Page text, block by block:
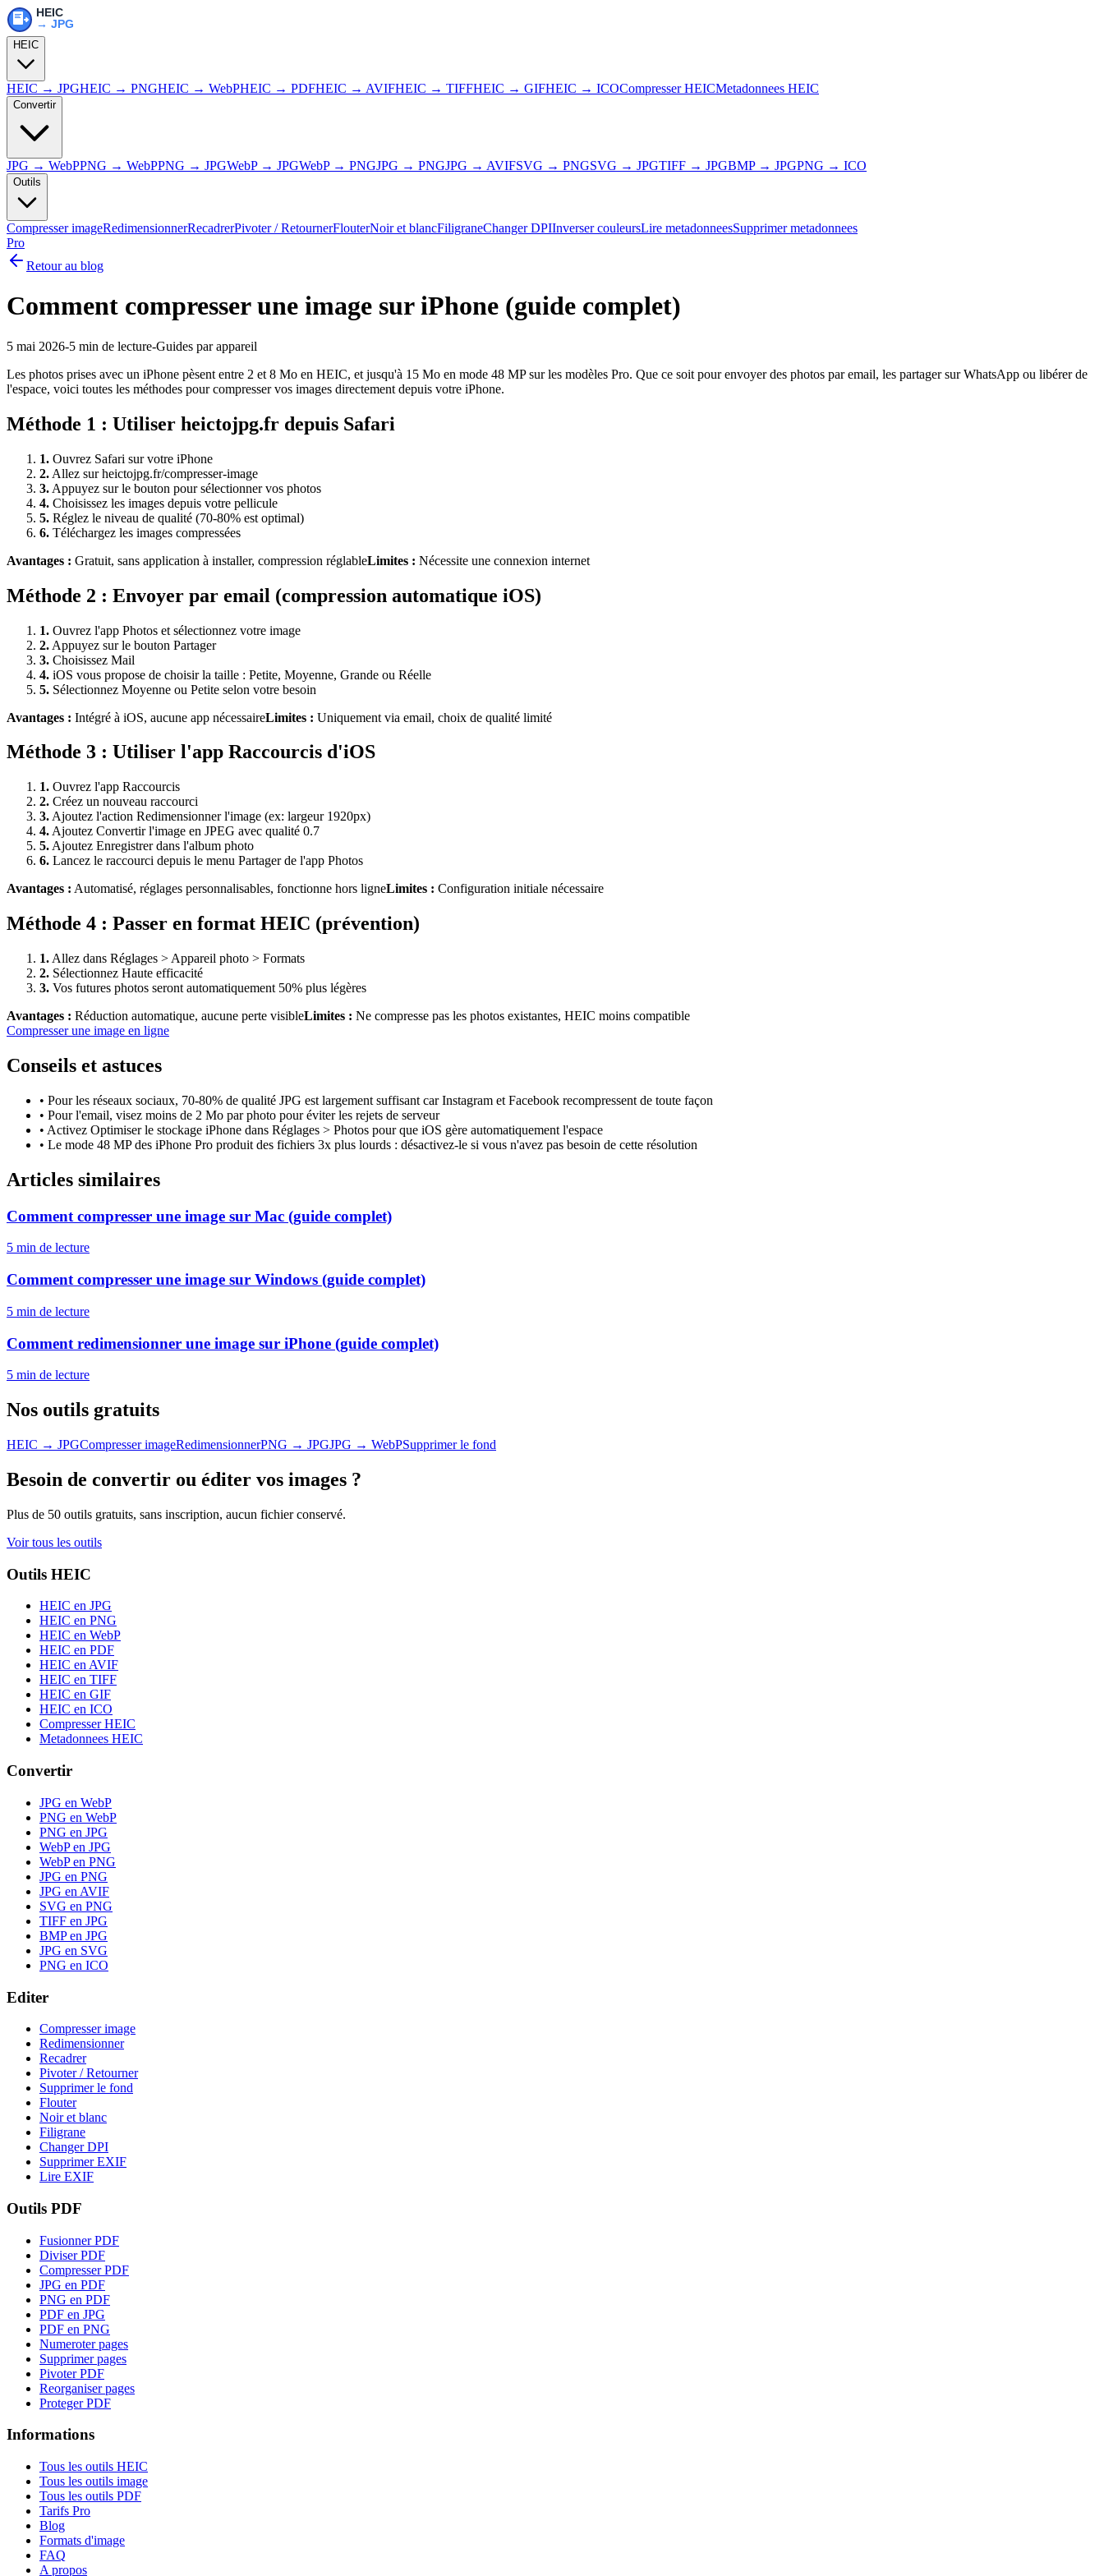
HEIC
HEIC → JPGHEIC → PNGHEIC → WebPHEIC → PDFHEIC → AVIFHEIC → TIFFHEIC → GIFHEIC → ICOCompresser HEICMetadonnees HEIC
Convertir
JPG → WebPPNG → WebPPNG → JPGWebP → JPGWebP → PNGJPG → PNGJPG → AVIFSVG → PNGSVG → JPGTIFF → JPGBMP → JPGPNG → ICO
Outils
Compresser imageRedimensionnerRecadrerPivoter / RetournerFlouterNoir et blancFiligraneChanger DPIInverser couleursLire metadonneesSupprimer metadonnees
Pro
Retour au blog
Comment compresser une image sur iPhone (guide complet)
5 mai 2026-5 min de lecture-Guides par appareil
Les photos prises avec un iPhone pèsent entre 2 et 8 Mo en HEIC, et jusqu'à 15 Mo en mode 48 MP sur les modèles Pro. Que ce soit pour envoyer des photos par email, les partager sur WhatsApp ou libérer de
l'espace, voici toutes les méthodes pour compresser vos images directement depuis votre iPhone.
Méthode 1 : Utiliser heictojpg.fr depuis Safari
1. Ouvrez Safari sur votre iPhone
2. Allez sur heictojpg.fr/compresser-image
3. Appuyez sur le bouton pour sélectionner vos photos
4. Choisissez les images depuis votre pellicule
5. Réglez le niveau de qualité (70-80% est optimal)
6. Téléchargez les images compressées
Avantages : Gratuit, sans application à installer, compression réglableLimites : Nécessite une connexion internet
Méthode 2 : Envoyer par email (compression automatique iOS)
1. Ouvrez l'app Photos et sélectionnez votre image
2. Appuyez sur le bouton Partager
3. Choisissez Mail
4. iOS vous propose de choisir la taille : Petite, Moyenne, Grande ou Réelle
5. Sélectionnez Moyenne ou Petite selon votre besoin
Avantages : Intégré à iOS, aucune app nécessaireLimites : Uniquement via email, choix de qualité limité
Méthode 3 : Utiliser l'app Raccourcis d'iOS
1. Ouvrez l'app Raccourcis
2. Créez un nouveau raccourci
3. Ajoutez l'action Redimensionner l'image (ex: largeur 1920px)
4. Ajoutez Convertir l'image en JPEG avec qualité 0.7
5. Ajoutez Enregistrer dans l'album photo
6. Lancez le raccourci depuis le menu Partager de l'app Photos
Avantages : Automatisé, réglages personnalisables, fonctionne hors ligneLimites : Configuration initiale nécessaire
Méthode 4 : Passer en format HEIC (prévention)
1. Allez dans Réglages > Appareil photo > Formats
2. Sélectionnez Haute efficacité
3. Vos futures photos seront automatiquement 50% plus légères
Avantages : Réduction automatique, aucune perte visibleLimites : Ne compresse pas les photos existantes, HEIC moins compatible
Compresser une image en ligne
Conseils et astuces
• Pour les réseaux sociaux, 70-80% de qualité JPG est largement suffisant car Instagram et Facebook recompressent de toute façon
• Pour l'email, visez moins de 2 Mo par photo pour éviter les rejets de serveur
• Activez Optimiser le stockage iPhone dans Réglages > Photos pour que iOS gère automatiquement l'espace
• Le mode 48 MP des iPhone Pro produit des fichiers 3x plus lourds : désactivez-le si vous n'avez pas besoin de cette résolution
Articles similaires
Comment compresser une image sur Mac (guide complet)
5 min de lecture
Comment compresser une image sur Windows (guide complet)
5 min de lecture
Comment redimensionner une image sur iPhone (guide complet)
5 min de lecture
Nos outils gratuits
HEIC → JPGCompresser imageRedimensionnerPNG → JPGJPG → WebPSupprimer le fond
Besoin de convertir ou éditer vos images ?
Plus de 50 outils gratuits, sans inscription, aucun fichier conservé.
Voir tous les outils
Outils HEIC
HEIC en JPG
HEIC en PNG
HEIC en WebP
HEIC en PDF
HEIC en AVIF
HEIC en TIFF
HEIC en GIF
HEIC en ICO
Compresser HEIC
Metadonnees HEIC
Convertir
JPG en WebP
PNG en WebP
PNG en JPG
WebP en JPG
WebP en PNG
JPG en PNG
JPG en AVIF
SVG en PNG
TIFF en JPG
BMP en JPG
JPG en SVG
PNG en ICO
Editer
Compresser image
Redimensionner
Recadrer
Pivoter / Retourner
Supprimer le fond
Flouter
Noir et blanc
Filigrane
Changer DPI
Supprimer EXIF
Lire EXIF
Outils PDF
Fusionner PDF
Diviser PDF
Compresser PDF
JPG en PDF
PNG en PDF
PDF en JPG
PDF en PNG
Numeroter pages
Supprimer pages
Pivoter PDF
Reorganiser pages
Proteger PDF
Informations
Tous les outils HEIC
Tous les outils image
Tous les outils PDF
Tarifs Pro
Blog
Formats d'image
FAQ
A propos